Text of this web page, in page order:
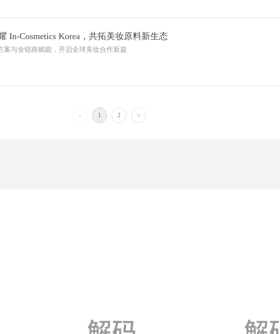
In-Cosmetics Korea，共拓美妆原料新生态
案与全链路赋能，开启全球美妆合作新篇
< 1 2 >